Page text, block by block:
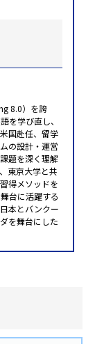
8.0）を誇
を学び直し、
国赴任、留学
の設計・運営
題を深く理解
東京大学と共
得メソッドを
台に活躍する
本とバンクー
を舞台にした